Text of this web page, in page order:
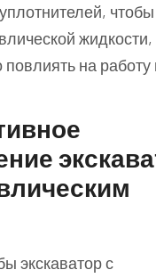
повлиять на
экскаватор с